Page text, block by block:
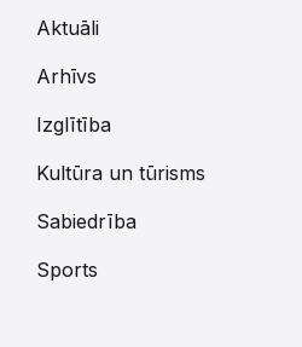
Aktuāli
Arhīvs
Izglītība
Kultūra un tūrisms
Sabiedrība
Sports